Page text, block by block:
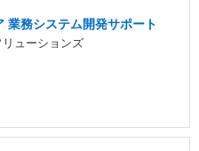
業務システム開発サポート
ューションズ